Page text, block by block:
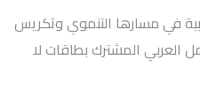
في مسارها التنموي وتكريس
العربي المشترك بطاقات لا